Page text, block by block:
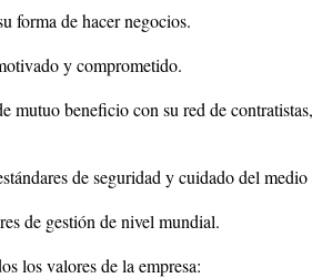
forma de hacer negocios.
y comprometido.
mutuo beneficio con su red de
de seguridad y cuidado del medio
de gestión de nivel mundial.
los valores de la empresa: